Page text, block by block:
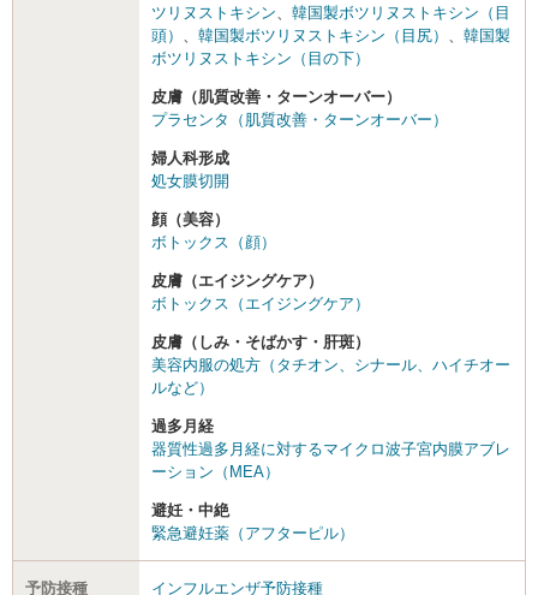
ツリヌストキシン
韓国製ボツリヌストキシン（目
頭）
韓国製ボツリヌストキシン（目尻）
韓国製
ボツリヌストキシン（目の下）
皮膚（肌質改善・ターンオーバー）
プラセンタ（肌質改善・ターンオーバー）
婦人科形成
処女膜切開
顔（美容）
ボトックス（顔）
皮膚（エイジングケア）
ボトックス（エイジングケア）
皮膚（しみ・そばかす・肝斑）
美容内服の処方（タチオン、シナール、ハイチオー
ルなど）
過多月経
器質性過多月経に対するマイクロ波子宮内膜アブレ
ーション（MEA）
避妊・中絶
緊急避妊薬（アフターピル）
予防接種 インフルエンザ予防接種